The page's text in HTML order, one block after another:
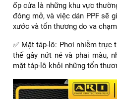
ốp cửa là những khu vực
đóng mở, và việc dán PPF sẽ
xước và tổn thương do va
✅ Mặt táp-lô: Phơi nhiễm trực
thể gây nứt nẻ và phai màu,
mặt táp-lô khỏi những tổn